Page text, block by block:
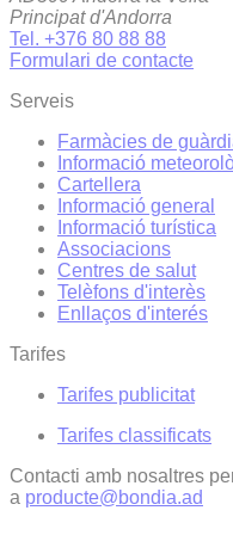
Principat d'Andorra
Tel. +376 80 88 88
Formulari de contacte
Serveis
Farmàcies de
Informació
Cartellera
Informació general
Informació turística
Associacions
Centres de salut
Telèfons d'interès
Enllaços d'interés
Tarifes
Tarifes publicitat
Tarifes classificats
Contacti amb nosaltres
a producte@bondia.ad